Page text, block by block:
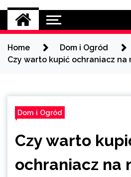
magazyn aktualności
Home
Dom i Ogród
Czy warto kupić ochraniacz na
Dom i Ogród
Czy warto
ochraniacz na